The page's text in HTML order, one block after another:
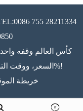
755 28211334
كأس العالم وقفه
السعر، ووقت التسليم، وخدمة، جعل جميع مقتنعة 100%!
خريطة